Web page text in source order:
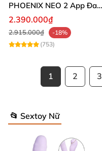
PHOENIX NEO 2 App Đa
Chức Năng Hấp Dẫn
2.390.000₫
2.915.000₫
-18%
(753)
1 2 3
📂 Sextoy Nữ